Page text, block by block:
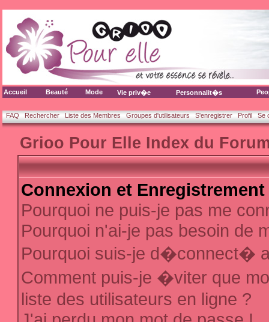
Accueil Beauté Mode Vie priv�e Personnalit�s
FAQ Rechercher Liste des Membres Groupes d'utilisateurs S'enregistrer Profil Se
Grioo Pour Elle Index du
Connexion et Enregistrement
Pourquoi ne puis-je pas me
Pourquoi n'ai-je pas besoin de
Pourquoi suis-je d�connect�
Comment puis-je �viter que
liste des utilisateurs en ligne ?